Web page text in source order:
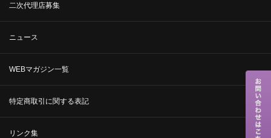
二次代理店募集
ニュース
WEBマガジン一覧
特定商取引に関する表記
リンク集